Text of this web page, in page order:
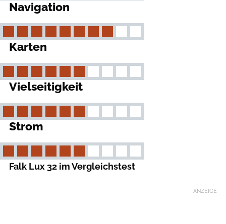
Navigation
Karten
Vielseitigkeit
Strom
Falk Lux 32 im Vergleichstest
ANZEIGE